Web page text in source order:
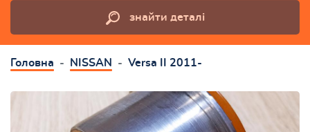
знайти деталі
Головна NISSAN Versa II 2011-